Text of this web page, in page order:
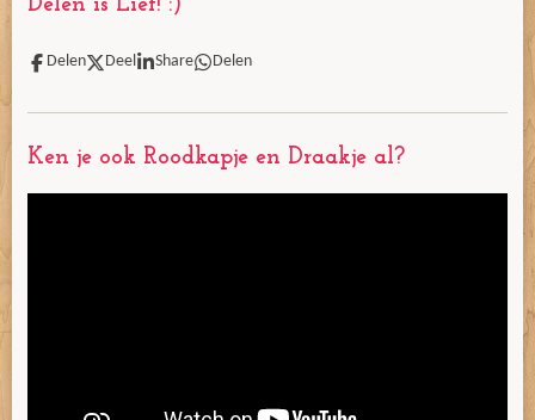
b
o
e
e
s
a
r
a
e
Delen is Lief! :)
Delen Deel Share Delen
Ken je ook Roodkapje en Draakje al?